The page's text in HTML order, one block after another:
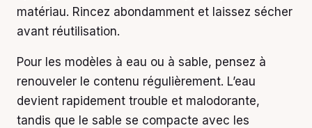
matériau. Rincez abondamment et laissez sécher
avant réutilisation.
Pour les modèles à eau ou à sable, pensez à
renouveler le contenu régulièrement. L’eau
devient rapidement trouble et malodorante,
tandis que le sable se compacte avec les